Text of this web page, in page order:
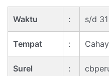
Waktu : s/d
Tempat :
Surel :